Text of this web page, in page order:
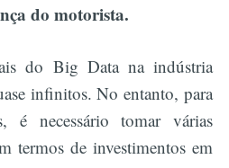
do motorista.
do Big Data na indústria
infinitos. No entanto, para
é necessário tomar várias
termos de investimentos em